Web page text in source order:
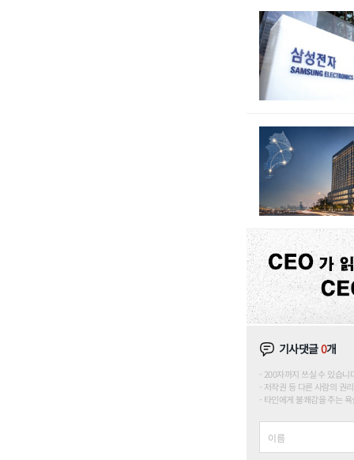
기사댓글0개
200자까지 쓰실 수 있습
저작권 등 다른 사람의 권
타인에게 불쾌감을 주는